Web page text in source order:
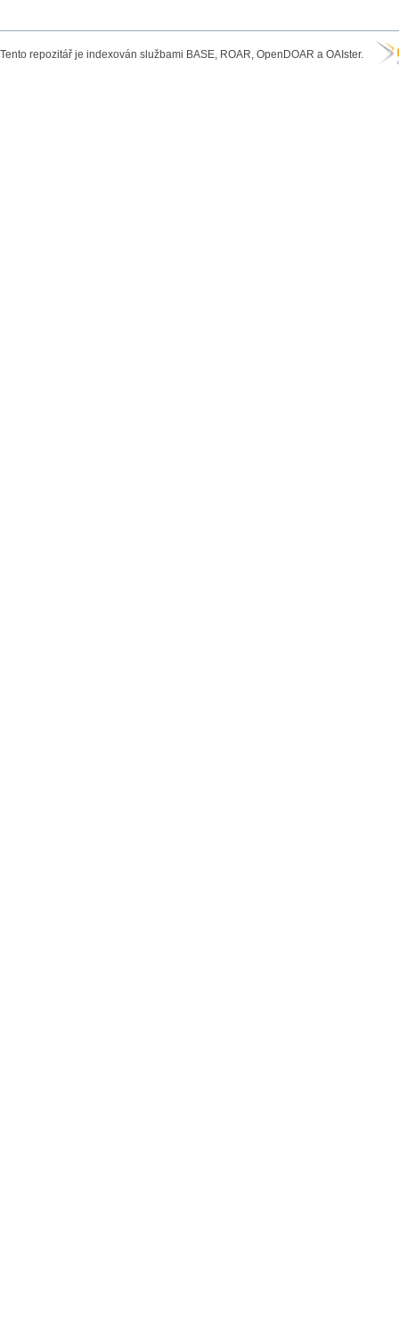
Tento repozitář je indexován službami BASE, ROAR, OpenDOAR a OAIster.